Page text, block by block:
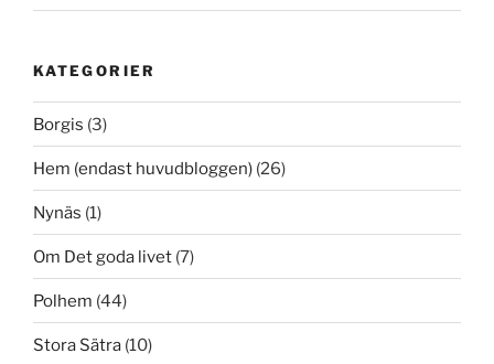
KATEGORIER
Borgis (3)
Hem (endast huvudbloggen) (26)
Nynäs (1)
Om Det goda livet (7)
Polhem (44)
Stora Sätra (10)